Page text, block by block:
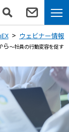
ウェビナー情報
ら～社員の行動変容を促す